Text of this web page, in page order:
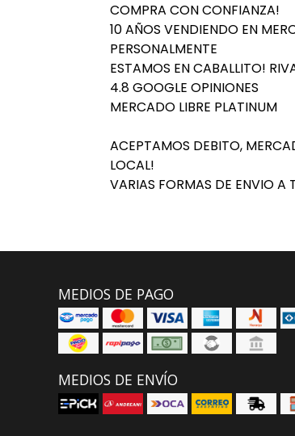
COMPRA CON CONFIANZA!
10 AÑOS VENDIENDO EN
PERSONALMENTE
ESTAMOS EN CABALLITO!
4.8 GOOGLE OPINIONES
MERCADO LIBRE PLATINUM
ACEPTAMOS DEBITO,
LOCAL!
VARIAS FORMAS DE ENVIO A
MEDIOS DE PAGO
MEDIOS DE ENVÍO